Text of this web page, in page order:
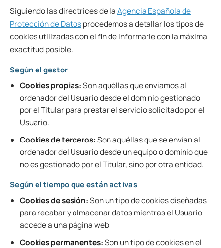
Siguiendo las directrices de laAgencia Española de
Protección de Datosprocedemos a detallar los tipos de
cookies utilizadas con el fin de informarle con la máxima
exactitud posible.
Según el gestor
Cookies propias:Son aquéllas que enviamos al
ordenador del Usuario desde el dominio gestionado
por el Titular para prestar el servicio solicitado por el
Usuario.
Cookies de terceros:Son aquéllas que se envían al
ordenador del Usuario desde un equipo o dominio que
no es gestionado por el Titular, sino por otra entidad.
Según el tiempo que están activas
Cookies de sesión:Son un tipo de cookies diseñadas
para recabar y almacenar datos mientras el Usuario
accede a una página web.
Cookies permanentes:Son un tipo de cookies en el